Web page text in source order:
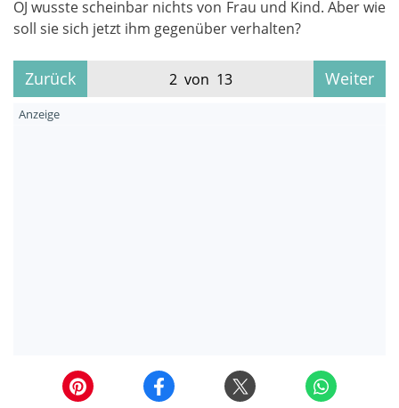
OJ wusste scheinbar nichts von Frau und Kind. Aber wie
soll sie sich jetzt ihm gegenüber verhalten?
Zurück 2 von 13 Weiter